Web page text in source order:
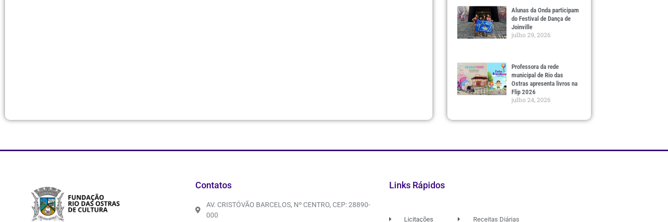
Alunas da Onda participam
do Festival de Dança de
Joinville
julho 29, 2026
Professora da rede
municipal de Rio das
Ostras apresenta livros na
Flip 2026
julho 24, 2026
Contatos
AV. CRISTÓVÃO BARCELOS, Nº CENTRO, CEP: 28890-
000
Links Rápidos
Licitações Receitas Diárias